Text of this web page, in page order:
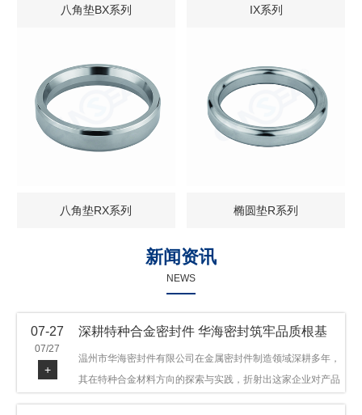
八角垫BX系列 IX系列
八角垫RX系列 椭圆垫R系列
新闻资讯
NEWS
07-27
07/27
+
深耕特种合金密封件 华海密封筑牢品质根基
温州市华海密封件有限公司在金属密封件制造领域深耕多年，
其在特种合金材料方向的探索与实践，折射出这家企业对产品